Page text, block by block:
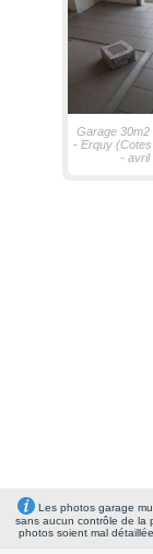
Garage
- Erquy
- avril
Les photos garage
sans aucun contrôle de la
photos soient mal